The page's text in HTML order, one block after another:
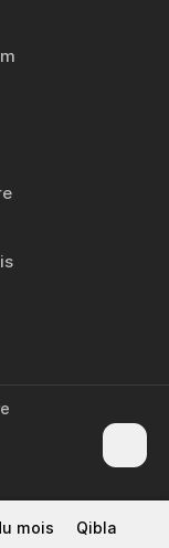
mois Qibla